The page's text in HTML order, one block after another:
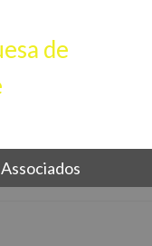
Associados